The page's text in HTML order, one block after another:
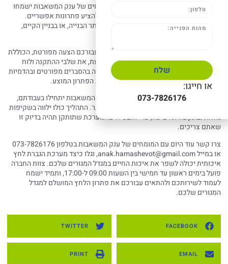
השלב הראשון הוא פגישת ייעוץ, שבה המומחים של ענק המשאבות ישמחו
להקשיב לצרכים שלכם, לענות על שאלות, ולהציע פתרונות אפשריים.
הפגישה יכולה להתקיים במשרדי החברה, באתר הבנייה, או בבניין הקיים,
לאחר הפגישה, צוות התכנון של החברה יכין עבורכם הצעה מפורטת, הכוללת
את המפרט הטכני המלא של המערכת המוצעת, את שלבי ההתקנה ולוח
הזמנים, ואת העלויות המדויקות. ההצעה תלווה בהסברים מפורטים ובהדמיות
תלת-ממדיות, שיעזרו לכם להבין טוב יותר את הפתרון המוצע.
לאחר אישור ההצעה, צוותי ההתקנה של ענק המשאבות יתחילו בעבודתם,
תוך תיאום מלא עם הגורמים הרלוונטיים באתר. התהליך כולו ילווה בשקיפות
מלאה ובתקשורת רציפה, כדי להבטיח שהמערכת שתותקן תהיה בדיוק זו
שאתם צריכים.
צרו קשר עוד היום עם המומחים של ענק המשאבות בטלפון 073-7826176
או במיילanak.hamashevot@gmail.com, וגלו כיצד מערכת הגברת לחץ
איכותית יכולה לשפר את איכות החיים במגדל המגורים שלכם. צוות החברה
פועל בימים ראשון עד חמישי בין השעות 09:00 ל-17:00, ותמיד ישמח
לעמוד לשירותכם ולהתאים עבורכם את פתרון הלחץ המושלם למגדל
המגורים שלכם.
FACEBOOK
TWITTER
EMAIL
PRINT
שלח
או חייגו:
073-7826176